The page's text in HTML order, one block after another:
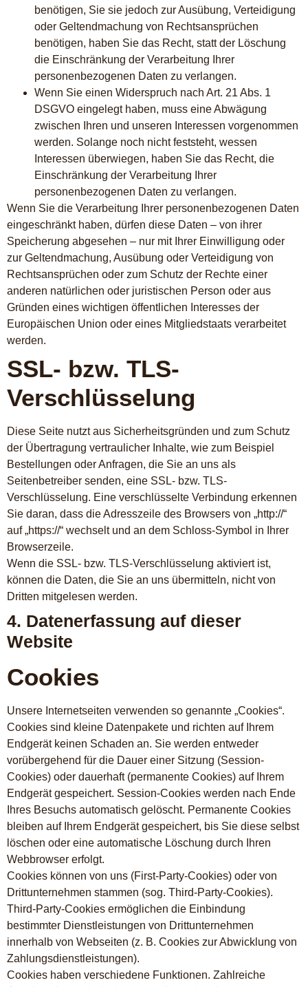
benötigen, Sie sie jedoch zur Ausübung, Verteidigung
oder Geltendmachung von Rechtsansprüchen
benötigen, haben Sie das Recht, statt der Löschung
die Einschränkung der Verarbeitung Ihrer
personenbezogenen Daten zu verlangen.
Wenn Sie einen Widerspruch nach Art. 21 Abs. 1
DSGVO eingelegt haben, muss eine Abwägung
zwischen Ihren und unseren Interessen vorgenommen
werden. Solange noch nicht feststeht, wessen
Interessen überwiegen, haben Sie das Recht, die
Einschränkung der Verarbeitung Ihrer
personenbezogenen Daten zu verlangen.
Wenn Sie die Verarbeitung Ihrer personenbezogenen Daten
eingeschränkt haben, dürfen diese Daten – von ihrer
Speicherung abgesehen – nur mit Ihrer Einwilligung oder
zur Geltendmachung, Ausübung oder Verteidigung von
Rechtsansprüchen oder zum Schutz der Rechte einer
anderen natürlichen oder juristischen Person oder aus
Gründen eines wichtigen öffentlichen Interesses der
Europäischen Union oder eines Mitgliedstaats verarbeitet
werden.
SSL- bzw. TLS-
Verschlüsselung
Diese Seite nutzt aus Sicherheitsgründen und zum Schutz
der Übertragung vertraulicher Inhalte, wie zum Beispiel
Bestellungen oder Anfragen, die Sie an uns als
Seitenbetreiber senden, eine SSL- bzw. TLS-
Verschlüsselung. Eine verschlüsselte Verbindung erkennen
Sie daran, dass die Adresszeile des Browsers von „http://“
auf „https://“ wechselt und an dem Schloss-Symbol in Ihrer
Browserzeile.
Wenn die SSL- bzw. TLS-Verschlüsselung aktiviert ist,
können die Daten, die Sie an uns übermitteln, nicht von
Dritten mitgelesen werden.
4. Datenerfassung auf dieser
Website
Cookies
Unsere Internetseiten verwenden so genannte „Cookies“.
Cookies sind kleine Datenpakete und richten auf Ihrem
Endgerät keinen Schaden an. Sie werden entweder
vorübergehend für die Dauer einer Sitzung (Session-
Cookies) oder dauerhaft (permanente Cookies) auf Ihrem
Endgerät gespeichert. Session-Cookies werden nach Ende
Ihres Besuchs automatisch gelöscht. Permanente Cookies
bleiben auf Ihrem Endgerät gespeichert, bis Sie diese selbst
löschen oder eine automatische Löschung durch Ihren
Webbrowser erfolgt.
Cookies können von uns (First-Party-Cookies) oder von
Drittunternehmen stammen (sog. Third-Party-Cookies).
Third-Party-Cookies ermöglichen die Einbindung
bestimmter Dienstleistungen von Drittunternehmen
innerhalb von Webseiten (z. B. Cookies zur Abwicklung von
Zahlungsdienstleistungen).
Cookies haben verschiedene Funktionen. Zahlreiche